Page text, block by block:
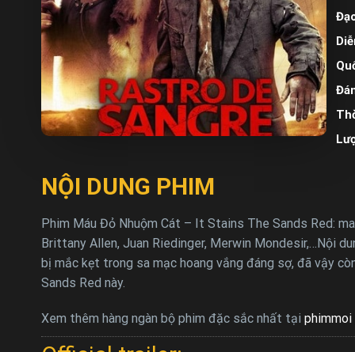
NỘI DUNG PHIM
Phim Máu Đỏ Nhuộm Cát – It Stains The Sands Red:
Brittany Allen, Juan Riedinger, Merwin Mondesir,…Nội
bị mắc kẹt trong sa mạc hoang vắng đáng sợ, đã vậy
Sands Red này.
Xem thêm hàng ngàn bộ phim đặc sắc nhất tại phimmoi